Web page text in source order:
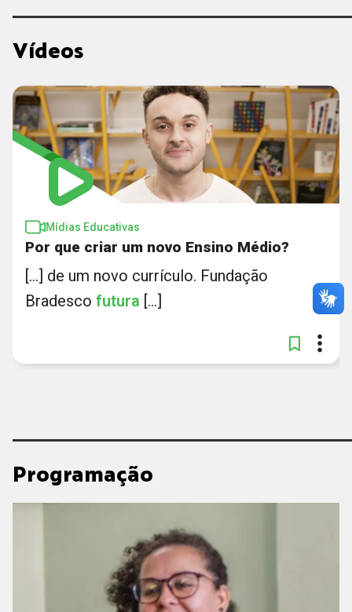
Vídeos
Mídias Educativas
Por que criar um novo Ensino Médio?
[...] de um novo currículo. Fundação
Bradesco futura [...]
Programação